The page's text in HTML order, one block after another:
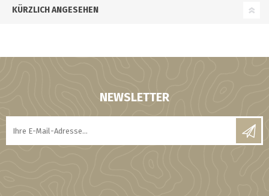
KÜRZLICH ANGESEHEN
NEWSLETTER